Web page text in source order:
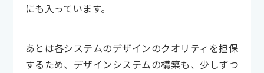
にも入っています。
あとは各システムのデザインのクオリティを担保
するため、デザインシステムの構築も、少しずつ